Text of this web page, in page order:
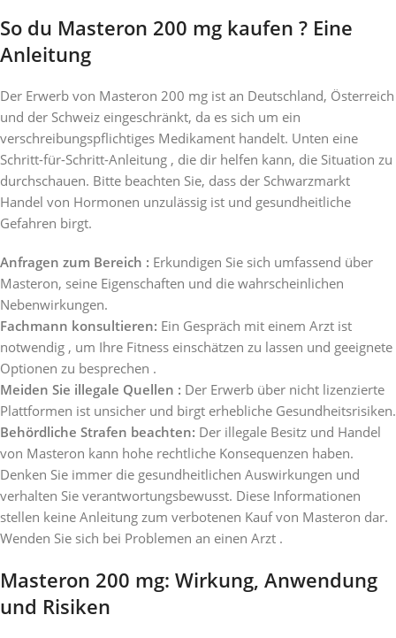
So du Masteron 200 mg kaufen ? Eine
Anleitung
Der Erwerb von Masteron 200 mg ist an Deutschland, Österreich
und der Schweiz eingeschränkt, da es sich um ein
verschreibungspflichtiges Medikament handelt. Unten eine
Schritt-für-Schritt-Anleitung , die dir helfen kann, die Situation zu
durchschauen. Bitte beachten Sie, dass der Schwarzmarkt
Handel von Hormonen unzulässig ist und gesundheitliche
Gefahren birgt.
Anfragen zum Bereich : Erkundigen Sie sich umfassend über
Masteron, seine Eigenschaften und die wahrscheinlichen
Nebenwirkungen.
Fachmann konsultieren: Ein Gespräch mit einem Arzt ist
notwendig , um Ihre Fitness einschätzen zu lassen und geeignete
Optionen zu besprechen .
Meiden Sie illegale Quellen : Der Erwerb über nicht lizenzierte
Plattformen ist unsicher und birgt erhebliche Gesundheitsrisiken.
Behördliche Strafen beachten: Der illegale Besitz und Handel
von Masteron kann hohe rechtliche Konsequenzen haben.
Denken Sie immer die gesundheitlichen Auswirkungen und
verhalten Sie verantwortungsbewusst. Diese Informationen
stellen keine Anleitung zum verbotenen Kauf von Masteron dar.
Wenden Sie sich bei Problemen an einen Arzt .
Masteron 200 mg: Wirkung, Anwendung
und Risiken